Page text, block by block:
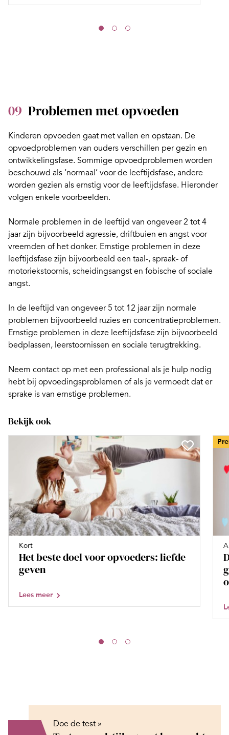
09 Problemen met opvoeden
Kinderen opvoeden gaat met vallen en opstaan. De
opvoedproblemen van ouders verschillen per gezin en
ontwikkelingsfase. Sommige opvoedproblemen worden
beschouwd als ‘normaal’ voor de leeftijdsfase, andere
worden gezien als ernstig voor de leeftijdsfase. Hieronder
volgen enkele voorbeelden.
Normale problemen in de leeftijd van ongeveer 2 tot 4
jaar zijn bijvoorbeeld agressie, driftbuien en angst voor
vreemden of het donker. Ernstige problemen in deze
leeftijdsfase zijn bijvoorbeeld een taal-, spraak- of
motoriekstoornis, scheidingsangst en fobische of sociale
angst.
In de leeftijd van ongeveer 5 tot 12 jaar zijn normale
problemen bijvoorbeeld ruzies en concentratieproblemen.
Ernstige problemen in deze leeftijdsfase zijn bijvoorbeeld
bedplassen, leerstoornissen en sociale terugtrekking.
Neem contact op met een professional als je hulp nodig
hebt bij opvoedingsproblemen of als je vermoedt dat er
sprake is van ernstige problemen.
Bekijk ook
Kort
Het beste doel voor opvoeders: liefde
geven
Lees meer
Doe de test »